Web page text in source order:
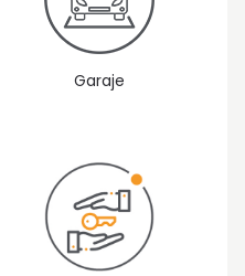
Garaje